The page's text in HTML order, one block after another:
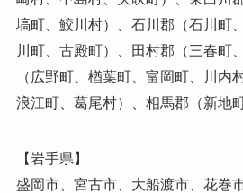
塙町、鮫川村）、石川郡（石川町
川町、古殿町）、田村郡（三春町
（広野町、楢葉町、富岡町、川内
浪江町、葛尾村）、相馬郡（新地
【岩手県】
盛岡市、宮古市、大船渡市、花巻